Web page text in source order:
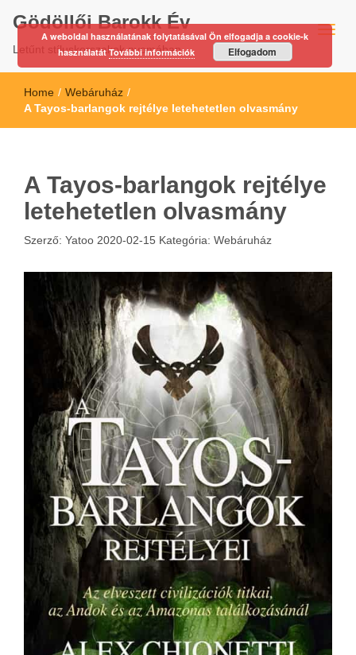
Gödöllői Barokk Év
Letűnt stíluskorszakok nyomában…
Home / Webáruház /
A Tayos-barlangok rejtélye letehetetlen olvasmány
A Tayos-barlangok rejtélye
letehetetlen olvasmány
Szerző: Yatoo 2020-02-15 Kategória: Webáruház
A weboldal használatának folytatásával Ön elfogadja a cookie-k
használatátTovábbi információk Elfogadom